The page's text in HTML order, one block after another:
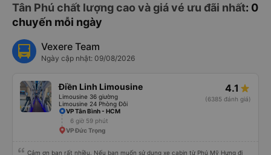
Tân Phú chất lượng cao và giá vé ưu đãi nhất: 0
chuyến mỗi ngày
Vexere Team
Ngày cập nhật: 09/08/2026
Điền Linh Limousine
Limousine 36 giường
Limousine 24 Phòng Đôi
4.1
(6385 đánh giá)
VP Tân Bình - HCM
6 giờ 59 phút
VP Đức Trọng
Cảm ơn bạn rất nhiều. Nếu bạn muốn sử dụng xe cabin từ Phú Mỹ Hưng đi